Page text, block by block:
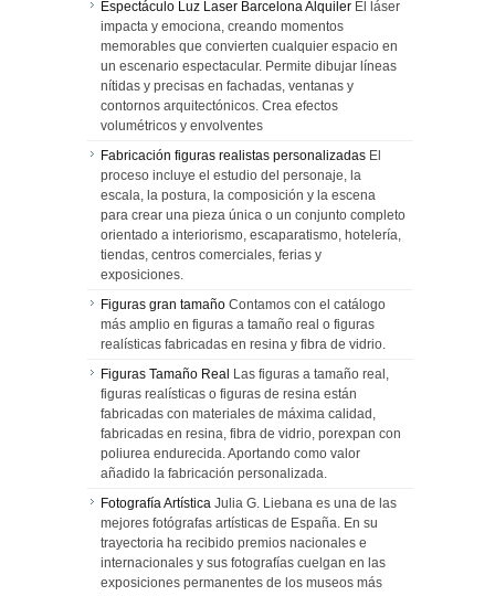
Espectáculo Luz Laser Barcelona Alquiler El láser
impacta y emociona, creando momentos
memorables que convierten cualquier espacio en
un escenario espectacular. Permite dibujar líneas
nítidas y precisas en fachadas, ventanas y
contornos arquitectónicos. Crea efectos
volumétricos y envolventes
Fabricación figuras realistas personalizadas El
proceso incluye el estudio del personaje, la
escala, la postura, la composición y la escena
para crear una pieza única o un conjunto completo
orientado a interiorismo, escaparatismo, hotelería,
tiendas, centros comerciales, ferias y
exposiciones.
Figuras gran tamaño Contamos con el catálogo
más amplio en figuras a tamaño real o figuras
realísticas fabricadas en resina y fibra de vidrio.
Figuras Tamaño Real Las figuras a tamaño real,
figuras realísticas o figuras de resina están
fabricadas con materiales de máxima calidad,
fabricadas en resina, fibra de vidrio, porexpan con
poliurea endurecida. Aportando como valor
añadido la fabricación personalizada.
Fotografía Artística Julia G. Liebana es una de las
mejores fotógrafas artísticas de España. En su
trayectoria ha recibido premios nacionales e
internacionales y sus fotografías cuelgan en las
exposiciones permanentes de los museos más